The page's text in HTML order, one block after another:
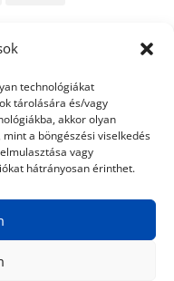
technológiákat
tárolására és/vagy
akkor olyan
a böngészési viselkedés
vagy
hátrányosan érinthet.